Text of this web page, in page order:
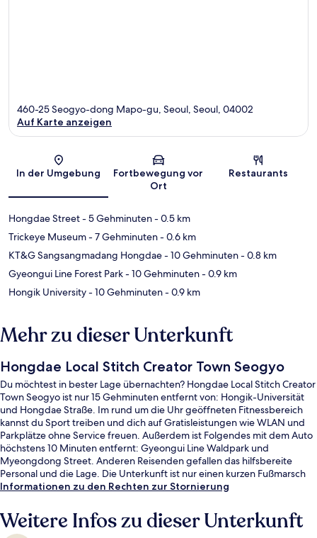
Karte
460-25 Seogyo-dong Mapo-gu, Seoul, Seoul, 04002
Auf Karte anzeigen
In der Umgebung
Fortbewegung vor
Ort
Restaurants
Hongdae Street- 5 Gehminuten- 0.5 km
Trickeye Museum- 7 Gehminuten- 0.6 km
KT&G Sangsangmadang Hongdae- 10 Gehminuten- 0.8 km
Gyeongui Line Forest Park- 10 Gehminuten- 0.9 km
Hongik University- 10 Gehminuten- 0.9 km
Mehr zu dieser Unterkunft
Hongdae Local Stitch Creator Town Seogyo
Du möchtest in bester Lage übernachten? Hongdae Local Stitch Creator
Town Seogyo ist nur 15 Gehminuten entfernt von: Hongik-Universität
und Hongdae Straße. Im rund um die Uhr geöffneten Fitnessbereich
kannst du Sport treiben und dich auf Gratisleistungen wie WLAN und
Parkplätze ohne Service freuen. Außerdem ist Folgendes mit dem Auto
höchstens 10 Minuten entfernt: Gyeongui Line Waldpark und
Myeongdong Street. Anderen Reisenden gefallen das hilfsbereite
Personal und die Lage. Die Unterkunft ist nur einen kurzen Fußmarsch
von den öffentlichen Verkehrsmitteln entfernt: Zur U-Bahn läuft man 8
Universität).
Informationen zu den Rechten zur Stornierung
Weitere Infos zu dieser Unterkunft